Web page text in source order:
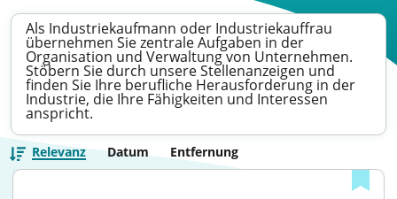
Als Industriekaufmann oder Industriekauffrau
übernehmen Sie zentrale Aufgaben in der
Organisation und Verwaltung von Unternehmen.
Stöbern Sie durch unsere Stellenanzeigen und
finden Sie Ihre berufliche Herausforderung in der
Industrie, die Ihre Fähigkeiten und Interessen
anspricht.
Relevanz Datum Entfernung